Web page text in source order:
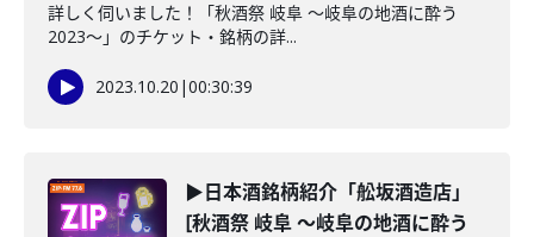
詳しく伺いました！「秋酒祭 岐阜 ～岐阜の地酒に酔う
2023～」のチケット・銘柄の詳...
2023.10.20 |00:30:39
▶日本酒銘柄紹介「舩坂酒造店」
[秋酒祭 岐阜 ～岐阜の地酒に酔う